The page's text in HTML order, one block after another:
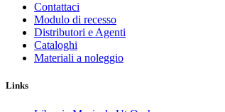
Contattaci
Modulo di recesso
Distributori e Agenti
Cataloghi
Materiali a noleggio
Links